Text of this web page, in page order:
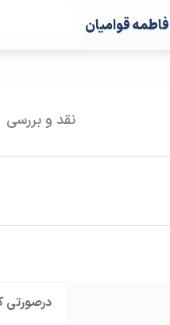
فاطمه قوامیان
نقد و بررسی
درصورتی